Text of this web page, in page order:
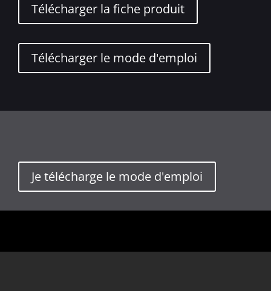
Télécharger la fiche produit
Télécharger le mode d'emploi
Je télécharge le mode d'emploi